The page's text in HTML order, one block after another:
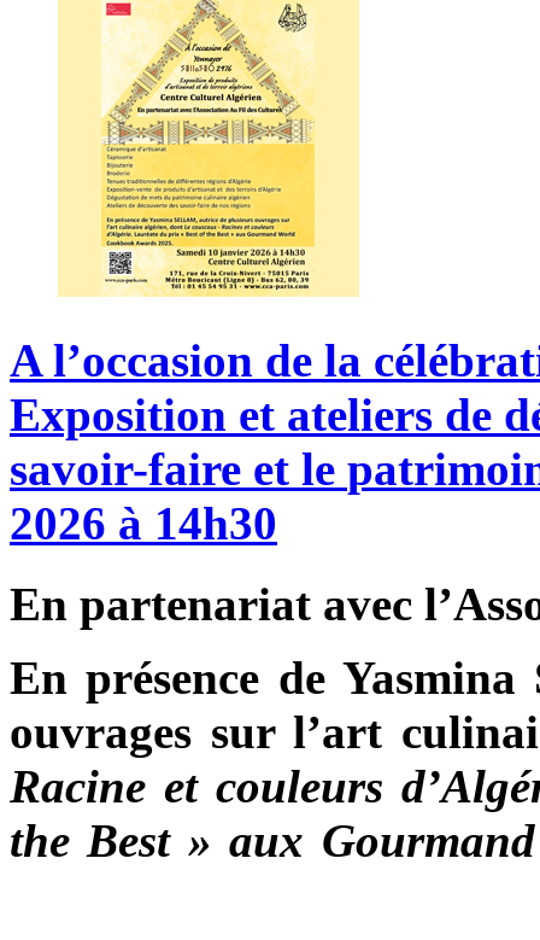
A l’occasion de la
Exposition et ateliers de
savoir-faire et le
2026 à 14h30
En partenariat avec
En présence de
ouvrages sur l’art
Racine et couleurs
the Best » aux